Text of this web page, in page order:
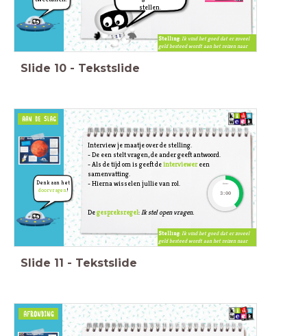
stellen.
Stelling: Ik vind het goed dat er zoveel
geld besteed wordt aan het reizen naar
Mars.
Slide 10 - Tekstslide
Interview je maatje over de stelling.
- De een stelt vragen, de ander geeft antwoord.
- Als de tijd om is geeft deinterviewereen
samenvatting.
- Hierna wisselen jullie van rol.
Degespreksregel:Ik stel open vragen.
Stelling: Ik vind het goed dat er zoveel
geld besteed wordt aan het reizen naar
Mars.
Denk aan het
doorvragen !
timer
3:00
Slide 11 - Tekstslide